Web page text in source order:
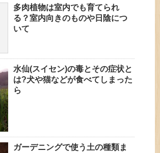
多肉植物は室内でも育てられ
る？室内向きのものや日陰につ
いて
水仙(スイセン)の毒とその症状と
は?犬や猫などが食べてしまった
ら
ガーデニングで使う土の種類ま